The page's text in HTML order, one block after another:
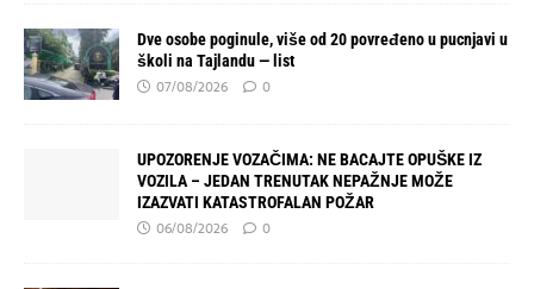
Dve osobe poginule, više od 20 povređeno u pucnjavi u
školi na Tajlandu — list
07/08/2026 0
UPOZORENJE VOZAČIMA: NE BACAJTE OPUŠKE IZ
VOZILA – JEDAN TRENUTAK NEPAŽNJE MOŽE
IZAZVATI KATASTROFALAN POŽAR
06/08/2026 0